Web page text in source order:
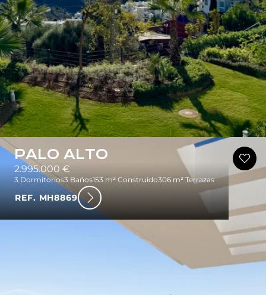
PALO ALTO
2.995.000 €
3 Dormitorios3 Baños153 m² Construido306 m² Terrazas
REF. MH8869